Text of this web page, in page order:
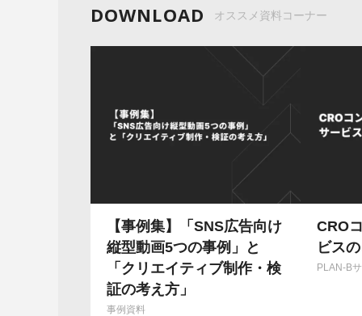
DOWNLOAD オススメ資料コーナー
【事例集】「SNS広告向け
縦型動画5つの事例」と
「クリエイティブ制作・検
証の考え方」
事例資料
CRO
ビス
PLAN-B